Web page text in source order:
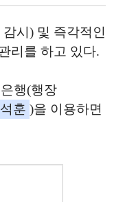
시) 및 즉각적인
리를 하고 있다.
행(행장
훈 )을 이용하면